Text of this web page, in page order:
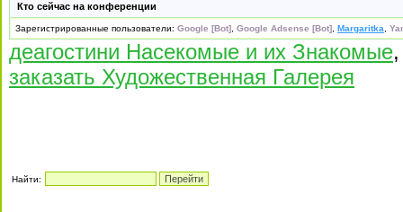
Кто сейчас на конференции
Зарегистрированные пользователи: Google [Bot] Google Adsense [Bot] Margaritka
деагостини Насекомые и их Знакомые
заказать Художественная Галерея
Найти: